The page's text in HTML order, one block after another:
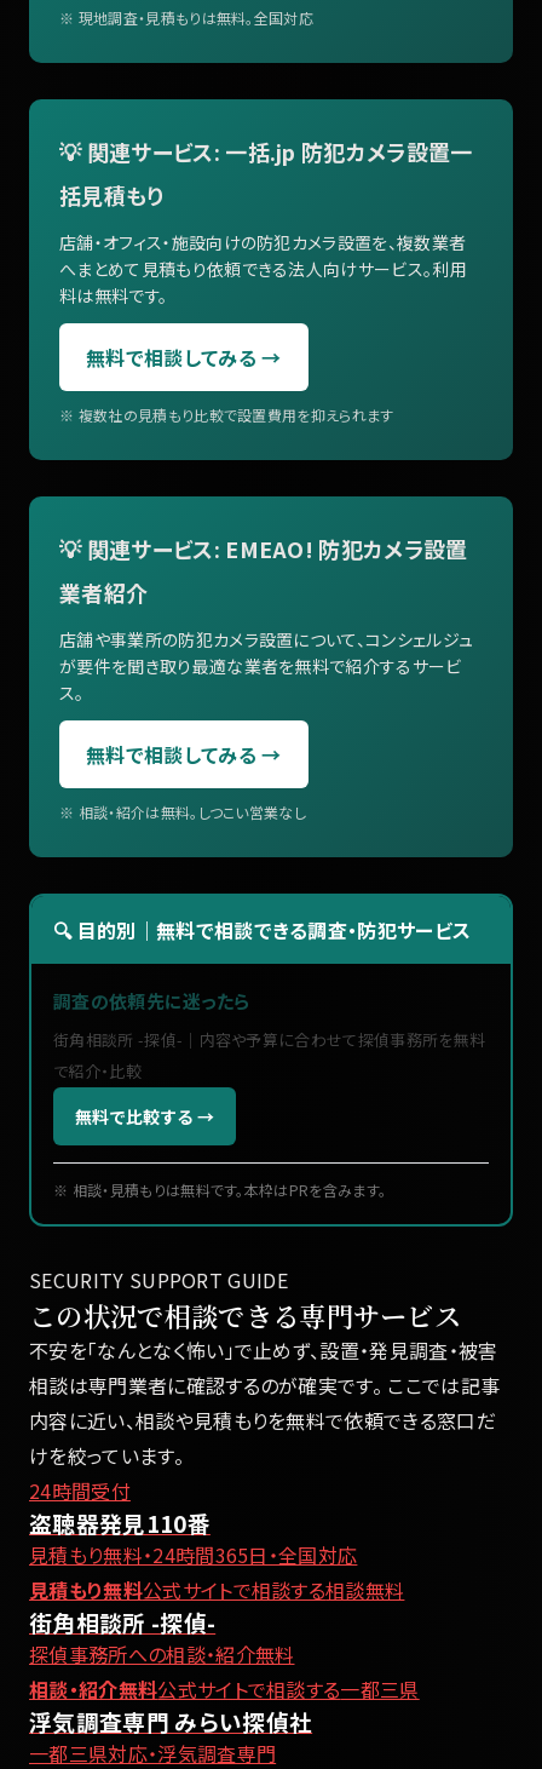
※ 現地調査・見積もりは無料。全国対応
💡 関連サービス: 一括.jp 防犯カメラ設置一
括見積もり
店舗・オフィス・施設向けの防犯カメラ設置を、複数業者
へまとめて見積もり依頼できる法人向けサービス。利用
料は無料です。
無料で相談してみる →
※ 複数社の見積もり比較で設置費用を抑えられます
💡 関連サービス: EMEAO! 防犯カメラ設置
業者紹介
店舗や事業所の防犯カメラ設置について、コンシェルジュ
が要件を聞き取り最適な業者を無料で紹介するサービ
ス。
無料で相談してみる →
※ 相談・紹介は無料。しつこい営業なし
🔍 目的別｜無料で相談できる調査・防犯サービス
調査の依頼先に迷ったら
街角相談所 -探偵-｜内容や予算に合わせて探偵事務所を無料
で紹介・比較
無料で比較する →
※ 相談・見積もりは無料です。本枠はPRを含みます。
SECURITY SUPPORT GUIDE
この状況で相談できる専門サービス
不安を「なんとなく怖い」で止めず、設置・発見調査・被害
相談は専門業者に確認するのが確実です。 ここでは記事
内容に近い、相談や見積もりを無料で依頼できる窓口だ
けを絞っています。
24時間受付
盗聴器発見110番
見積もり無料・24時間365日・全国対応
見積もり無料公式サイトで相談する相談無料
街角相談所 -探偵-
探偵事務所への相談・紹介無料
相談・紹介無料公式サイトで相談する一都三県
浮気調査専門 みらい探偵社
一都三県対応・浮気調査専門